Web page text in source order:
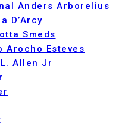
Anders Arborelius
D’Arcy
Smeds
Arocho Esteves
Allen Jr